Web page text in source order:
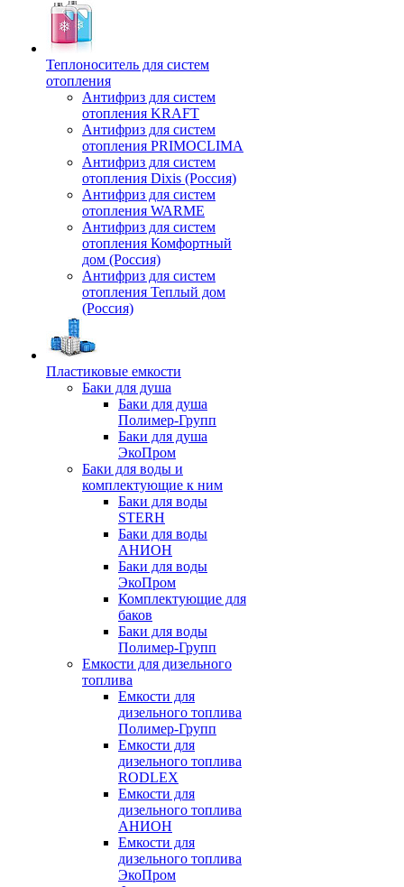
Теплоноситель для систем
отопления
Антифриз для систем
отопления KRAFT
Антифриз для систем
отопления PRIMOCLIMA
Антифриз для систем
отопления Dixis (Россия)
Антифриз для систем
отопления WARME
Антифриз для систем
отопления Комфортный
дом (Россия)
Антифриз для систем
отопления Теплый дом
(Россия)
Пластиковые емкости
Баки для душа
Баки для душа
Полимер-Групп
Баки для душа
ЭкоПром
Баки для воды и
комплектующие к ним
Баки для воды
STERH
Баки для воды
АНИОН
Баки для воды
ЭкоПром
Комплектующие для
баков
Баки для воды
Полимер-Групп
Емкости для дизельного
топлива
Емкости для
дизельного топлива
Полимер-Групп
Емкости для
дизельного топлива
RODLEX
Емкости для
дизельного топлива
АНИОН
Емкости для
дизельного топлива
ЭкоПром